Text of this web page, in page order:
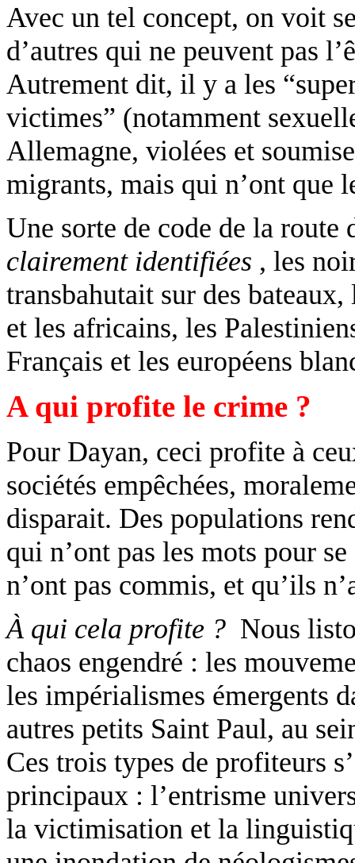
Avec un tel concept, on voit
d’autres qui ne peuvent pas
Autrement dit, il y a les
victimes” (notamment
Allemagne, violées et
migrants, mais qui n’ont que
Une sorte de code de la
clairement identifiées , les
transbahutait sur des
et les africains, les
Français et les européens
A qui profite le crime ?
Pour Dayan, ceci profite à
sociétés empêchées,
disparait. Des populations
qui n’ont pas les mots pour
n’ont pas commis, et qu’ils
À qui cela profite ? Nous
chaos engendré : les
les impérialismes émergents
autres petits Saint Paul, au
Ces trois types de profiteurs
principaux : l’entrisme
la victimisation et la